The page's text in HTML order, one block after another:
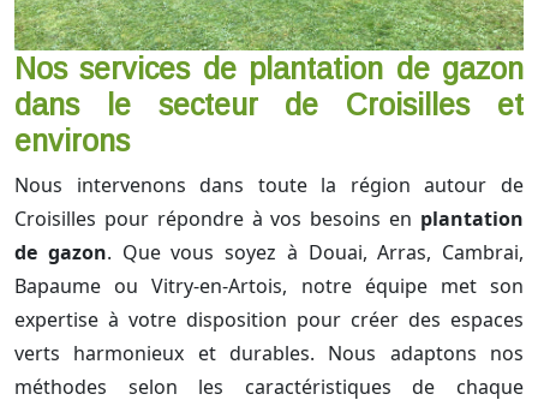
Nos services de plantation de gazon
dans le secteur de Croisilles et
environs
Nous intervenons dans toute la région autour de
Croisilles pour répondre à vos besoins en plantation
de gazon. Que vous soyez à Douai, Arras, Cambrai,
Bapaume ou Vitry-en-Artois, notre équipe met son
expertise à votre disposition pour créer des espaces
verts harmonieux et durables. Nous adaptons nos
méthodes selon les caractéristiques de chaque